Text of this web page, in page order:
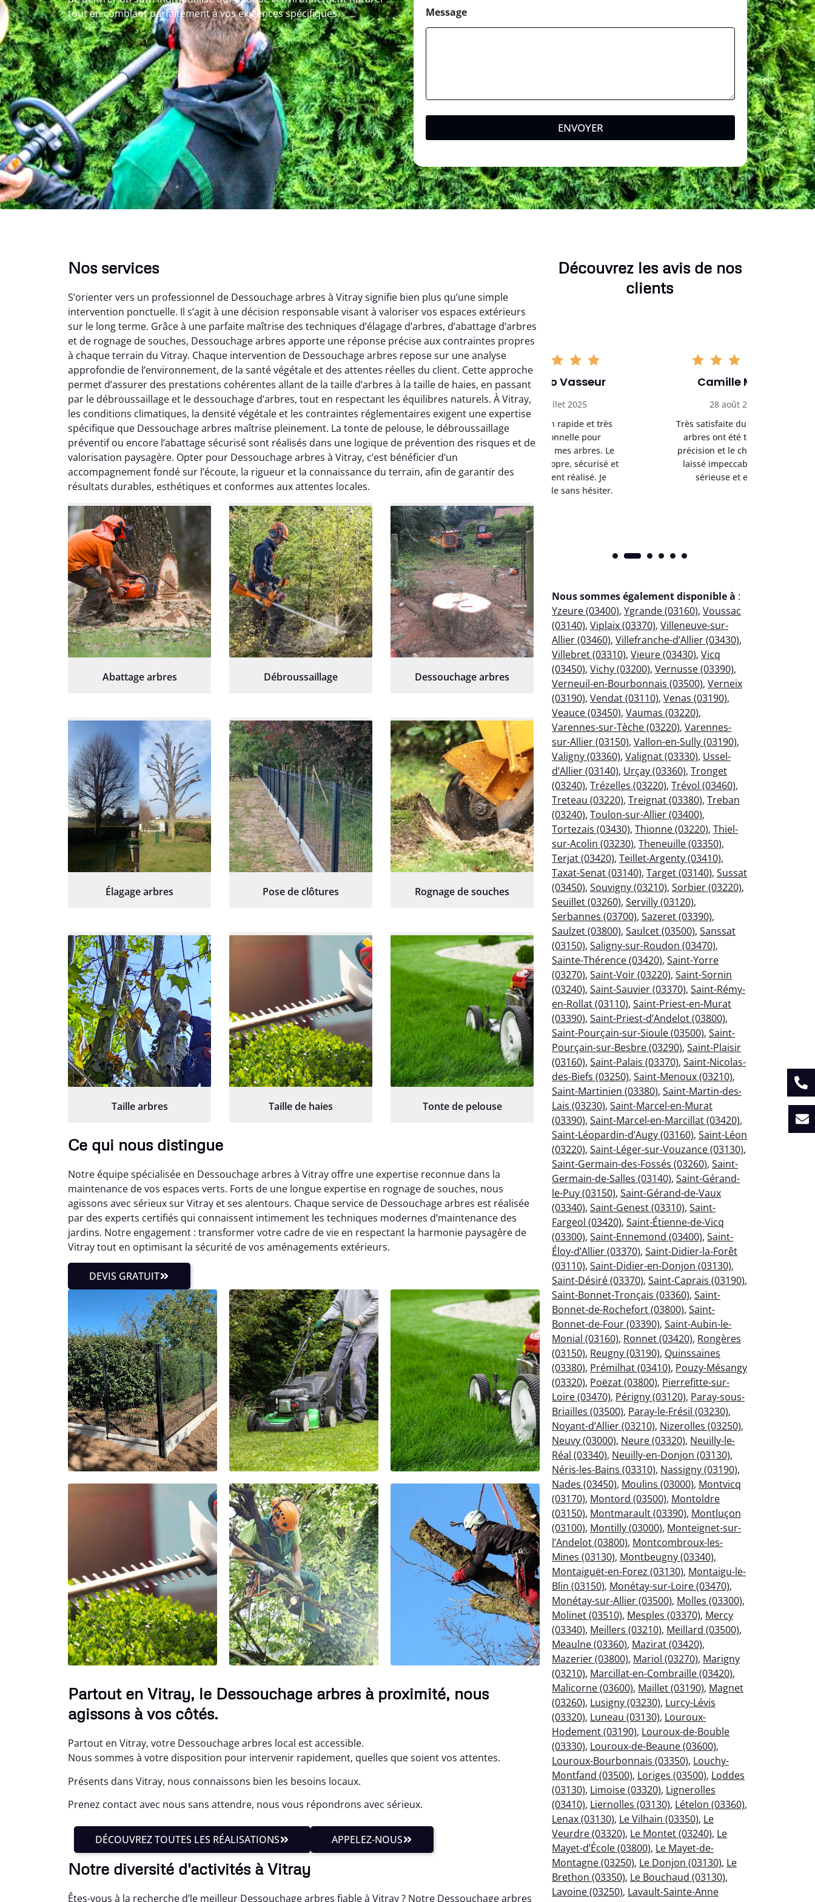
tout en comblant parfaitement à vos exigences spécifiques.
Message
ENVOYER
Nos services
S’orienter vers un professionnel de Dessouchage arbres à Vitray signifie bien plus qu’une simple
intervention ponctuelle. Il s’agit à une décision responsable visant à valoriser vos espaces extérieurs
sur le long terme. Grâce à une parfaite maîtrise des techniques d’élagage d’arbres, d’abattage d’arbres
et de rognage de souches, Dessouchage arbres apporte une réponse précise aux contraintes propres
à chaque terrain du Vitray. Chaque intervention de Dessouchage arbres repose sur une analyse
approfondie de l’environnement, de la santé végétale et des attentes réelles du client. Cette approche
permet d’assurer des prestations cohérentes allant de la taille d’arbres à la taille de haies, en passant
par le débroussaillage et le dessouchage d’arbres, tout en respectant les équilibres naturels. À Vitray,
les conditions climatiques, la densité végétale et les contraintes réglementaires exigent une expertise
spécifique que Dessouchage arbres maîtrise pleinement. La tonte de pelouse, le débroussaillage
préventif ou encore l’abattage sécurisé sont réalisés dans une logique de prévention des risques et de
valorisation paysagère. Opter pour Dessouchage arbres à Vitray, c’est bénéficier d’un
accompagnement fondé sur l’écoute, la rigueur et la connaissance du terrain, afin de garantir des
résultats durables, esthétiques et conformes aux attentes locales.
Abattage arbres Débroussaillage Dessouchage arbres
Élagage arbres Pose de clôtures Rognage de souches
Taille arbres Taille de haies Tonte de pelouse
Ce qui nous distingue
Notre équipe spécialisée en Dessouchage arbres à Vitray offre une expertise reconnue dans la
maintenance de vos espaces verts. Forts de une longue expertise en rognage de souches, nous
agissons avec sérieux sur Vitray et ses alentours. Chaque service de Dessouchage arbres est réalisée
par des experts certifiés qui connaissent intimement les techniques modernes d’maintenance des
jardins. Notre engagement : transformer votre cadre de vie en respectant la harmonie paysagère de
Vitray tout en optimisant la sécurité de vos aménagements extérieurs.
DEVIS GRATUIT
Partout en Vitray, le Dessouchage arbres à proximité, nous
agissons à vos côtés.
Partout en Vitray, votre Dessouchage arbres local est accessible.
Nous sommes à votre disposition pour intervenir rapidement, quelles que soient vos attentes.
Présents dans Vitray, nous connaissons bien les besoins locaux.
Prenez contact avec nous sans attendre, nous vous répondrons avec sérieux.
DÉCOUVREZ TOUTES LES RÉALISATIONS APPELEZ-NOUS
Notre diversité d'activités à Vitray
Êtes-vous à la recherche d’le meilleur Dessouchage arbres fiable à Vitray ? Notre Dessouchage arbres
Découvrez les avis de nos
clients
Soraya Benali
07 février 2026
Service irréprochable du
début à la fin. Les arbres ont
été parfaitement entretenus
et le nettoyage après
intervention est impeccable.
Je recommande vivement.
Léandro Vasseur
12 juillet 2025
Intervention rapide et très
professionnelle pour
l’élagage de mes arbres. Le
travail est propre, sécurisé et
parfaitement réalisé. Je
Très satisfaite du service. Les
arbres ont été taillés avec
précision et le chantier a été
laissé impeccable. Équipe
Nous sommes également disponible à :
Yzeure (03400), Ygrande (03160), Voussac
(03140), Viplaix (03370), Villeneuve-sur-
Allier (03460), Villefranche-d’Allier (03430),
Villebret (03310), Vieure (03430), Vicq
(03450), Vichy (03200), Vernusse (03390),
Verneuil-en-Bourbonnais (03500), Verneix
(03190), Vendat (03110), Venas (03190),
Veauce (03450), Vaumas (03220),
Varennes-sur-Tèche (03220), Varennes-
sur-Allier (03150), Vallon-en-Sully (03190),
Valigny (03360), Valignat (03330), Ussel-
d’Allier (03140), Urçay (03360), Tronget
(03240), Trézelles (03220), Trévol (03460),
Treteau (03220), Treignat (03380), Treban
(03240), Toulon-sur-Allier (03400),
Tortezais (03430), Thionne (03220), Thiel-
sur-Acolin (03230), Theneuille (03350),
Terjat (03420), Teillet-Argenty (03410),
Taxat-Senat (03140), Target (03140), Sussat
(03450), Souvigny (03210), Sorbier (03220),
Seuillet (03260), Servilly (03120),
Serbannes (03700), Sazeret (03390),
Saulzet (03800), Saulcet (03500), Sanssat
(03150), Saligny-sur-Roudon (03470),
Sainte-Thérence (03420), Saint-Yorre
(03270), Saint-Voir (03220), Saint-Sornin
(03240), Saint-Sauvier (03370), Saint-Rémy-
en-Rollat (03110), Saint-Priest-en-Murat
(03390), Saint-Priest-d’Andelot (03800),
Saint-Pourçain-sur-Sioule (03500), Saint-
Pourçain-sur-Besbre (03290), Saint-Plaisir
(03160), Saint-Palais (03370), Saint-Nicolas-
des-Biefs (03250), Saint-Menoux (03210),
Saint-Martinien (03380), Saint-Martin-des-
Lais (03230), Saint-Marcel-en-Murat
(03390), Saint-Marcel-en-Marcillat (03420),
Saint-Léopardin-d’Augy (03160), Saint-Léon
(03220), Saint-Léger-sur-Vouzance (03130),
Saint-Germain-des-Fossés (03260), Saint-
Germain-de-Salles (03140), Saint-Gérand-
le-Puy (03150), Saint-Gérand-de-Vaux
(03340), Saint-Genest (03310), Saint-
Fargeol (03420), Saint-Étienne-de-Vicq
(03300), Saint-Ennemond (03400), Saint-
Éloy-d’Allier (03370), Saint-Didier-la-Forêt
(03110), Saint-Didier-en-Donjon (03130),
Saint-Désiré (03370), Saint-Caprais (03190),
Saint-Bonnet-Tronçais (03360), Saint-
Bonnet-de-Rochefort (03800), Saint-
Bonnet-de-Four (03390), Saint-Aubin-le-
Monial (03160), Ronnet (03420), Rongères
(03150), Reugny (03190), Quinssaines
(03380), Prémilhat (03410), Pouzy-Mésangy
(03320), Poëzat (03800), Pierrefitte-sur-
Loire (03470), Périgny (03120), Paray-sous-
Briailles (03500), Paray-le-Frésil (03230),
Noyant-d’Allier (03210), Nizerolles (03250),
Neuvy (03000), Neure (03320), Neuilly-le-
Réal (03340), Neuilly-en-Donjon (03130),
Néris-les-Bains (03310), Nassigny (03190),
Nades (03450), Moulins (03000), Montvicq
(03170), Montord (03500), Montoldre
(03150), Montmarault (03390), Montluçon
(03100), Montilly (03000), Monteignet-sur-
l’Andelot (03800), Montcombroux-les-
Mines (03130), Montbeugny (03340),
Montaiguët-en-Forez (03130), Montaigu-le-
Blin (03150), Monétay-sur-Loire (03470),
Monétay-sur-Allier (03500), Molles (03300),
Molinet (03510), Mesples (03370), Mercy
(03340), Meillers (03210), Meillard (03500),
Meaulne (03360), Mazirat (03420),
Mazerier (03800), Mariol (03270), Marigny
(03210), Marcillat-en-Combraille (03420),
Malicorne (03600), Maillet (03190), Magnet
(03260), Lusigny (03230), Lurcy-Lévis
(03320), Luneau (03130), Louroux-
Hodement (03190), Louroux-de-Bouble
(03330), Louroux-de-Beaune (03600),
Louroux-Bourbonnais (03350), Louchy-
Montfand (03500), Loriges (03500), Loddes
(03130), Limoise (03320), Lignerolles
(03410), Liernolles (03130), Lételon (03360),
Lenax (03130), Le Vilhain (03350), Le
Veurdre (03320), Le Montet (03240), Le
Mayet-d’École (03800), Le Mayet-de-
Montagne (03250), Le Donjon (03130), Le
Brethon (03350), Le Bouchaud (03130),
Lavoine (03250), Lavault-Sainte-Anne